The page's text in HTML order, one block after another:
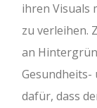
ihren Visuals
zu verleihen.
an
Gesundheits-
dafür, dass